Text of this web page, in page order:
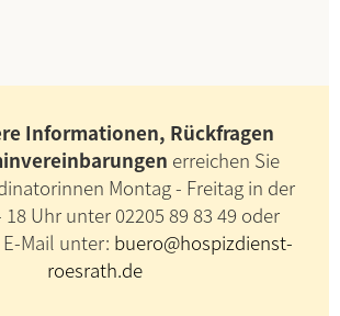
Informationen, Rückfragen
erreichen Sie
Montag - Freitag in der
Uhr unter 02205 89 83 49 oder
Mail unter: buero@hospizdienst-
roesrath.de